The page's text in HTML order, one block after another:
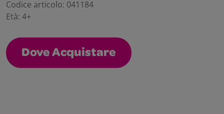
Codice articolo: 041184
Età: 4+
Dove Acquistare